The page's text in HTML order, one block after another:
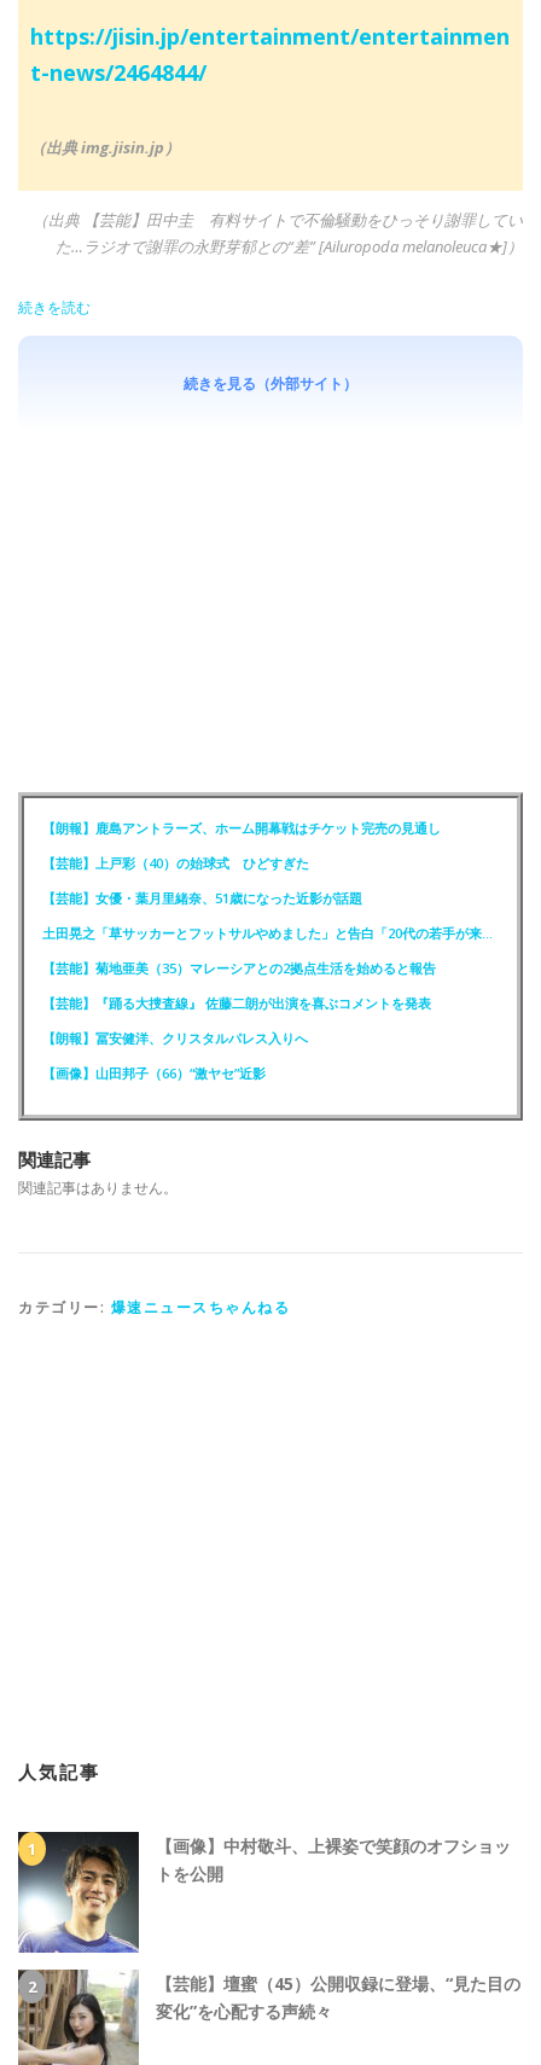
https://jisin.jp/entertainment/entertainmen
t-news/2464844/
（出典 img.jisin.jp）
（出典 【芸能】田中圭 有料サイトで不倫騒動をひっそり謝罪してい
た…ラジオで謝罪の永野芽郁との“差” [Ailuropoda melanoleuca★]）
続きを読む
続きを見る（外部サイト）
【朗報】鹿島アントラーズ、ホーム開幕戦はチケット完売の見通し
【芸能】上戸彩（40）の始球式 ひどすぎた
【芸能】女優・葉月里緒奈、51歳になった近影が話題
土田晃之「草サッカーとフットサルやめました」と告白「20代の若手が来るんです。つまんなくて」
【芸能】菊地亜美（35）マレーシアとの2拠点生活を始めると報告
【芸能】『踊る大捜査線』 佐藤二朗が出演を喜ぶコメントを発表
【朗報】冨安健洋、クリスタルパレス入りへ
【画像】山田邦子（66）“激ヤセ”近影
関連記事
関連記事はありません。
カテゴリー: 爆速ニュースちゃんねる
人気記事
【画像】中村敬斗、上裸姿で笑顔のオフショッ
トを公開
【芸能】壇蜜（45）公開収録に登場、“見た目の
変化”を心配する声続々